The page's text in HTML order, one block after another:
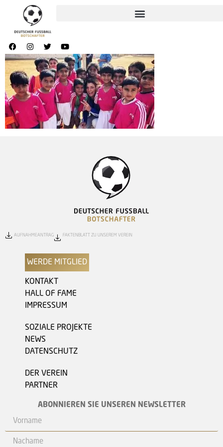
AUFNAHMEANTRAG FAKTENBLATT ZU UNSEREM VEREIN
WERDE MITGLIED
KONTAKT
HALL OF FAME
IMPRESSUM
SOZIALE PROJEKTE
NEWS
DATENSCHUTZ
DER VEREIN
PARTNER
ABONNIEREN SIE UNSEREN NEWSLETTER